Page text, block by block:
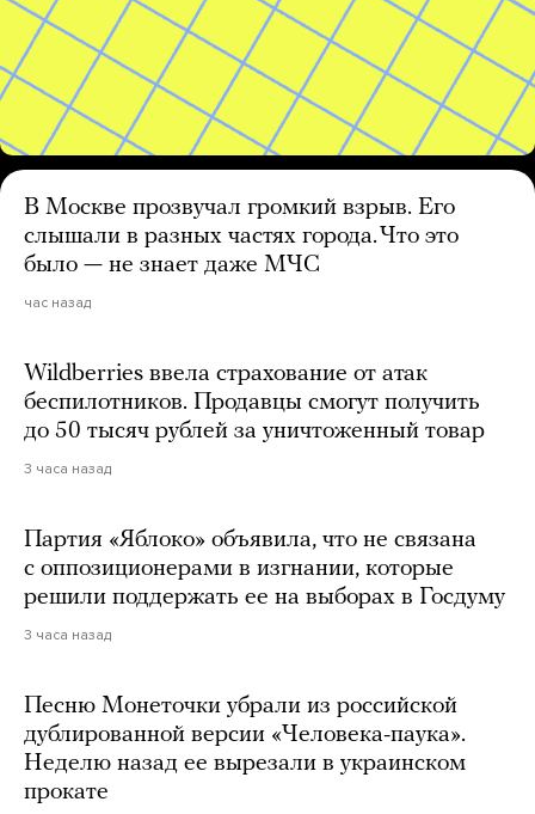
В Москве прозвучал громкий взрыв. Его
слышали в разных частях города. Что это
было — не знает даже МЧС
час назад
Wildberries ввела страхование от атак
беспилотников. Продавцы смогут получить
до 50 тысяч рублей за уничтоженный товар
3 часа назад
Партия «Яблоко» объявила, что не связана
с оппозиционерами в изгнании, которые
решили поддержать ее на выборах в Госдуму
3 часа назад
Песню Монеточки убрали из российской
дублированной версии «Человека-паука».
Неделю назад ее вырезали в украинском
прокате